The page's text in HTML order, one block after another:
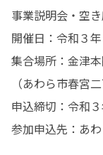
事業説明会・空
開催日：令和３
集合場所：金津
（あわら市春宮
申込締切：令和３
参加申込先：あ